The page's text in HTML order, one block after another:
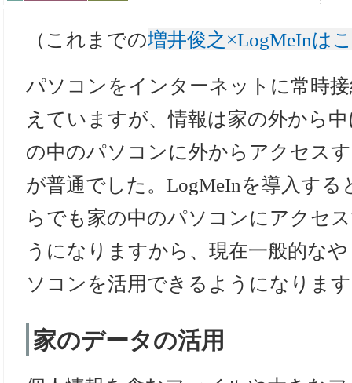
（これまでの増井俊之×LogMeInは
パソコンをインターネットに常時
えていますが、情報は家の外から
の中のパソコンに外からアクセス
が普通でした。LogMeInを導入す
らでも家の中のパソコンにアクセ
うになりますから、現在一般的な
ソコンを活用できるようになりま
家のデータの活用